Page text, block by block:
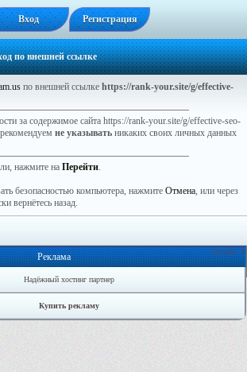
Вход Регистрация
по внешней ссылке
по внешней ссылке https://rank-your.site/g/effective-
за содержимое сайта https://rank-your.site/g/effective-seo-
не указывать никаких своих личных данных
нажмите на Перейти.
безопасностью компьютера, нажмите Отмена, или через
вернётесь назад.
Онлайн: 4
Реклама
Надёжный хостинг партнер
Купить рекламу